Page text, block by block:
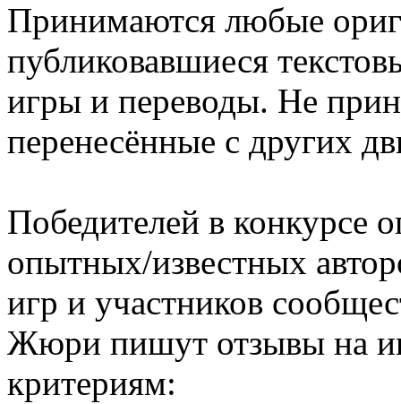
Принимаются любые
публиковавшиеся
игры и переводы. Не
перенесённые с других
Победителей в конкурсе
опытных/известных
игр и участников
Жюри пишут отзывы на
критериям: